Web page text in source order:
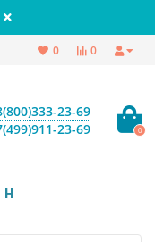
0
0
23-69
23-69
0